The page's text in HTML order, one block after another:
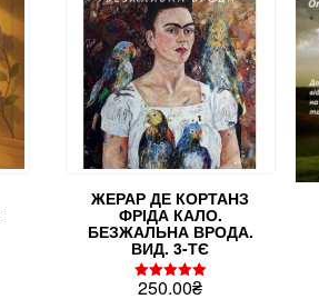
ЖЕРАР ДЕ КОРТАНЗ
ФРІДА КАЛО.
БЕЗЖАЛЬНА ВРОДА.
ВИД. 3-ТЄ
Оцінено в
250.00₴